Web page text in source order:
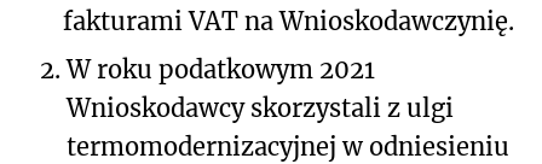
fakturami VAT na Wnioskodawczynię.
2. W roku podatkowym 2021
Wnioskodawcy skorzystali z ulgi
termomodernizacyjnej w odniesieniu